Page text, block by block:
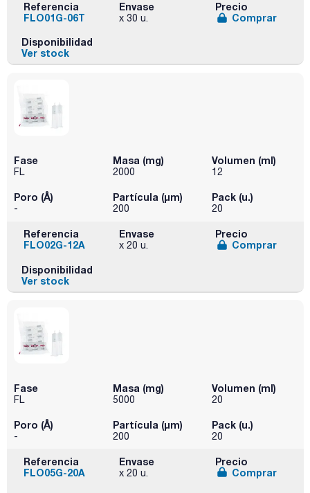
Referencia
FLO01G-06T
Envase
x 30 u.
Precio
Comprar
Disponibilidad
Ver stock
Fase
FL
Masa (mg)
2000
Volumen (ml)
12
Poro (Å)
-
Partícula (μm)
200
Pack (u.)
20
Referencia
FLO02G-12A
Envase
x 20 u.
Precio
Comprar
Disponibilidad
Ver stock
Fase
FL
Masa (mg)
5000
Volumen (ml)
20
Poro (Å)
-
Partícula (μm)
200
Pack (u.)
20
Referencia
FLO05G-20A
Envase
x 20 u.
Precio
Comprar